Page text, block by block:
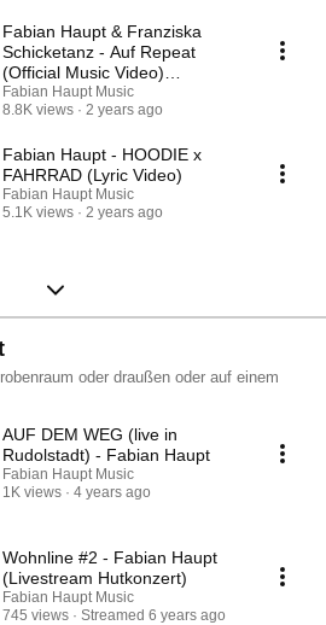
Fabian Haupt & Franziska
Schicketanz - Auf Repeat
(Official Music Video)
|@franziskaschicketanz
Fabian Haupt Music
8.8K views
2 years ago
Fabian Haupt - HOODIE x
FAHRRAD (Lyric Video)
Fabian Haupt Music
5.1K views
2 years ago
oder draußen oder auf einem
AUF DEM WEG (live in
Rudolstadt) - Fabian Haupt
Fabian Haupt Music
1K views
4 years ago
Wohnline #2 - Fabian Haupt
(Livestream Hutkonzert)
Fabian Haupt Music
745 views
Streamed 6 years ago